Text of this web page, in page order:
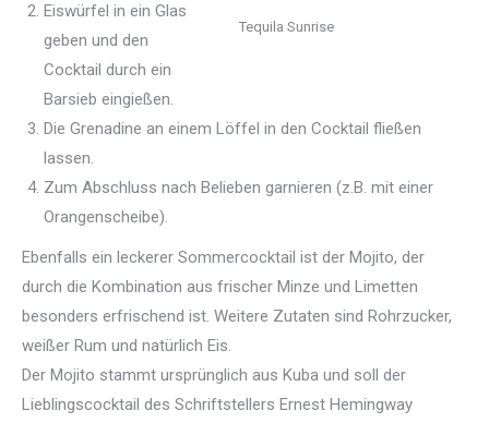
Tequila Sunrise
Eiswürfel in ein Glas
geben und den
Cocktail durch ein
Barsieb eingießen.
Die Grenadine an einem Löffel in den Cocktail fließen
lassen.
Zum Abschluss nach Belieben garnieren (z.B. mit einer
Orangenscheibe).
Ebenfalls ein leckerer Sommercocktail ist der Mojito, der
durch die Kombination aus frischer Minze und Limetten
besonders erfrischend ist. Weitere Zutaten sind Rohrzucker,
weißer Rum und natürlich Eis.
Der Mojito stammt ursprünglich aus Kuba und soll der
Lieblingscocktail des Schriftstellers Ernest Hemingway